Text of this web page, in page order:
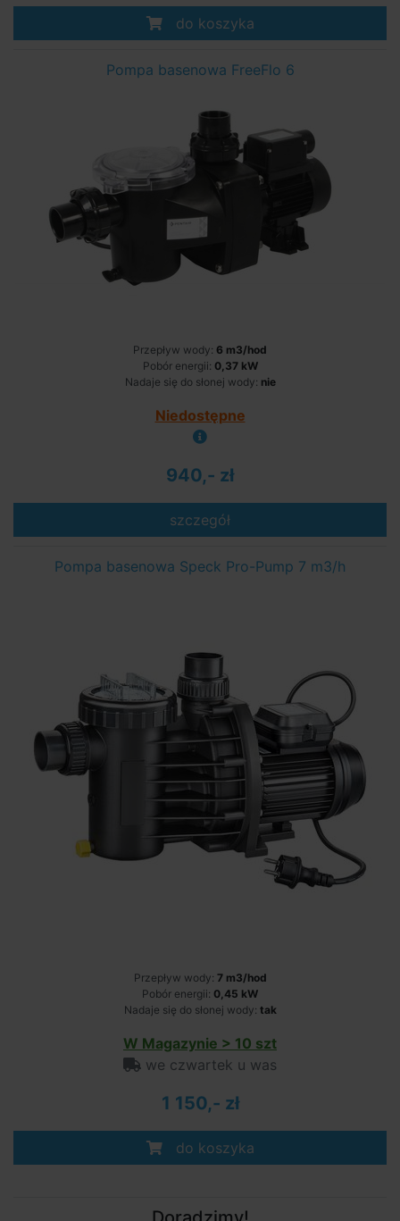
do koszyka
Pompa basenowa FreeFlo 6
Przepływ wody: 6 m3/hod
Pobór energii: 0,37 kW
Nadaje się do słonej wody: nie
Niedostępne
940,- zł
szczegół
Pompa basenowa Speck Pro-Pump 7 m3/h
Przepływ wody: 7 m3/hod
Pobór energii: 0,45 kW
Nadaje się do słonej wody: tak
W Magazynie > 10 szt
we czwartek u was
1 150,- zł
do koszyka